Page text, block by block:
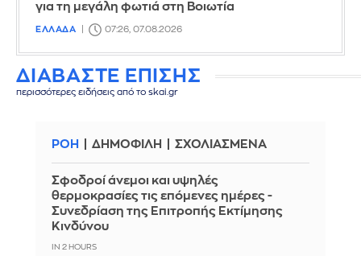
για τη μεγάλη φωτιά στη Βοιωτία
ΕΛΛΑΔΑ 07:26, 07.08.2026
ΔΙΑΒΑΣΤΕ ΕΠΙΣΗΣ
περισσότερες ειδήσεις από το skai.gr
ΡΟΗ ΔΗΜΟΦΙΛΗ ΣΧΟΛΙΑΣΜΕΝΑ
Σφοδροί άνεμοι και υψηλές
θερμοκρασίες τις επόμενες ημέρες -
Συνεδρίαση της Επιτροπής Εκτίμησης
Κινδύνου
IN 2 HOURS